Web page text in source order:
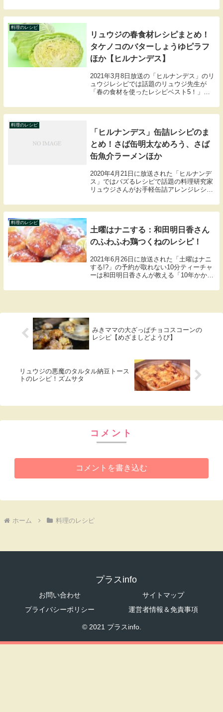
レシピを教えてくれました。ここでは半熟
カマンベールカルボナーラのレシピをまと
料理のレシピ
リュウジの春食材レシピまとめ！
タケノコのバターしょうゆピラフ
ほか【ヒルナンデス】
2021年3月8日放送の「ヒルナンデス」のリ
ュウジレシピでは話題のリュウジ先生が
「春の食材を使ったレシピベスト5！」を
ニオンスープ・しらすのユッケ風・クリー
ミーポテサラ・春キャベツのステーキ・タ
料理のレシピ
「ヒルナンデス」缶詰レシピのま
とめ！さば缶明太なめろう、さば
缶魚介ラーメンほか
2020年4月21日に放送された「ヒルナンデ
ス」ではバズるレシピで話題の料理研究家
リュウジさんがお手軽缶詰アレンジレシピ
んの無限に食べられる缶詰レシピ5品をま
とめましたので紹介します。
料理のレシピ
土曜はナニする：和田明日香さん
のふわふわ鶏つくねのレシピ！
2021年6月26日に放送された「土曜はナニ
する!?」の予約が取れない10分ティーチャ
ーは和田明日香さんが教える「10年かかっ
くねの材料や作り方のレシピをまとめまし
みきママの大ざっぱチョコスコーンの
レシピ【めざましどようび】
リュウジの悪魔のタルタル納豆トース
トのレシピ！ズムサタ
コメント
コメントを書き込む
ホーム 料理のレシピ
プラスinfo
お問い合わせ
サイトマップ
プライバシーポリシー
運営者情報＆免責事項
© 2021 プラスinfo.